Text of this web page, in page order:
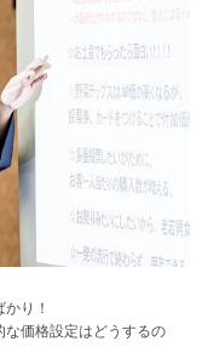
り！
価格設定はどうするの